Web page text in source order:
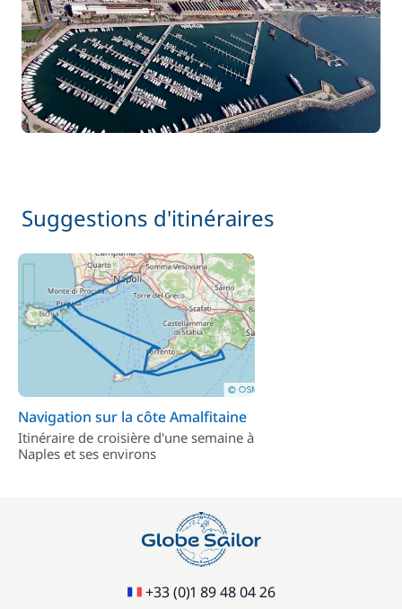
Suggestions d'itinéraires
Navigation sur la côte Amalfitaine
Itinéraire de croisière d'une semaine à
Naples et ses environs
+33 (0)1 89 48 04 26